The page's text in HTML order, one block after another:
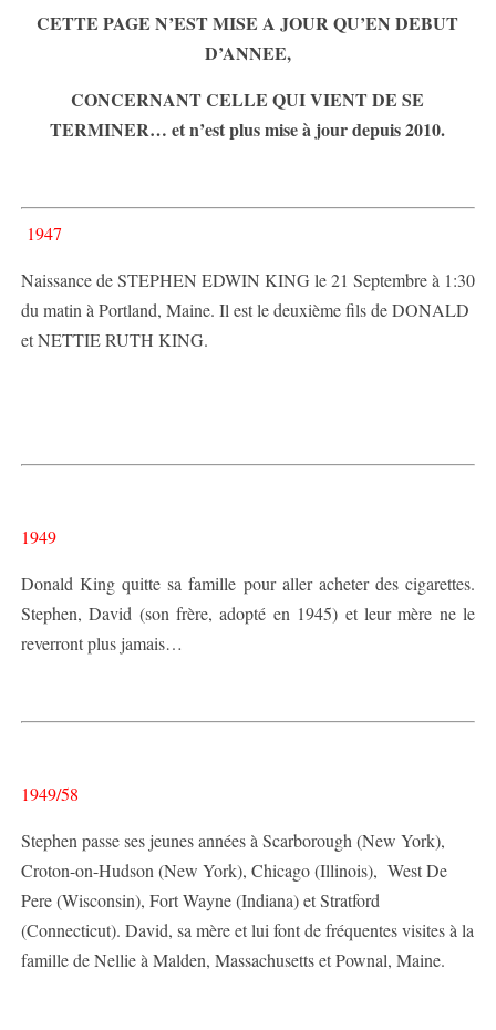
CETTE PAGE N’EST MISE A JOUR QU’EN DEBUT
D’ANNEE,
CONCERNANT CELLE QUI VIENT DE SE
TERMINER… et n’est plus mise à jour depuis 2010.
1947
Naissance de STEPHEN EDWIN KING le 21 Septembre à 1:30
du matin à Portland, Maine. Il est le deuxième fils de DONALD
et NETTIE RUTH KING.
1949
Donald King quitte sa famille pour aller acheter des cigarettes.
Stephen, David (son frère, adopté en 1945) et leur mère ne le
reverront plus jamais…
1949/58
Stephen passe ses jeunes années à Scarborough (New York),
Croton-on-Hudson (New York), Chicago (Illinois), West De
Pere (Wisconsin), Fort Wayne (Indiana) et Stratford
(Connecticut). David, sa mère et lui font de fréquentes visites à la
famille de Nellie à Malden, Massachusetts et Pownal, Maine.